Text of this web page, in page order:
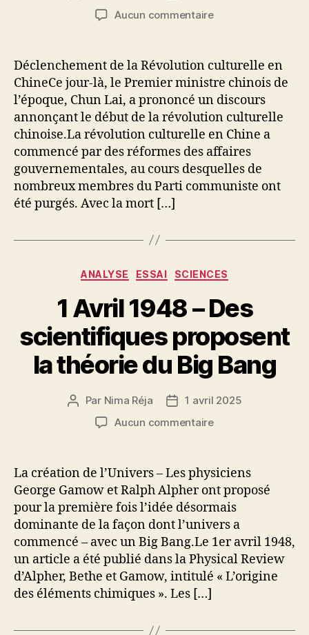
l’article
Aucun commentairesur
1966
Le
début
de
la
révolution
culturelle
chinoise
Déclenchement de la Révolution culturelle en
ChineCe jour-là, le Premier ministre chinois de
l’époque, Chun Lai, a prononcé un discours
annonçant le début de la révolution culturelle
chinoise.La révolution culturelle en Chine a
commencé par des réformes des affaires
gouvernementales, au cours desquelles de
nombreux membres du Parti communiste ont
été purgés. Avec la mort […]
Catégories
ANALYSE ESSAI SCIENCES
1 Avril 1948 – Des
scientifiques proposent
la théorie du Big Bang
Auteur
l’article
Par Nima Réja
Date1 avril 2025
Aucun commentairesur
1948
Des
scientifiques
proposent
la
théorie
du
La création de l’Univers – Les physiciens
George Gamow et Ralph Alpher ont proposé
pour la première fois l’idée désormais
dominante de la façon dont l’univers a
commencé – avec un Big Bang.Le 1er avril 1948,
un article a été publié dans la Physical Review
d’Alpher, Bethe et Gamow, intitulé « L’origine
des éléments chimiques ». Les […]